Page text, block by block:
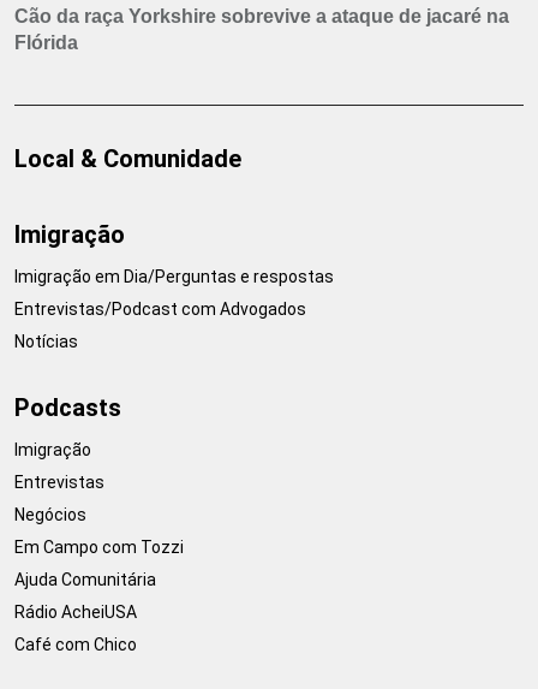
Cão da raça Yorkshire sobrevive a ataque de jacaré na
Flórida
Local & Comunidade
Imigração
Imigração em Dia/Perguntas e respostas
Entrevistas/Podcast com Advogados
Notícias
Podcasts
Imigração
Entrevistas
Negócios
Em Campo com Tozzi
Ajuda Comunitária
Rádio AcheiUSA
Café com Chico